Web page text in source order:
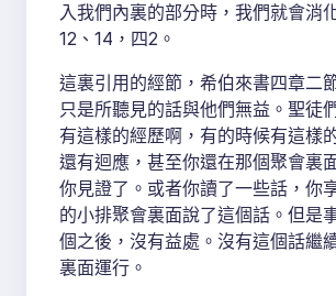
入我們內裏的部分時，我們就會消
12、14，四2。
這裏引用的經節，希伯來書四章二
只是所聽見的話與他們無益。聖徒
有這樣的經歷啊，有的時候有這樣
還有迴應，甚至你還在那個聚會裏
你見證了。或者你讀了一些話，你
的小排聚會裏面說了這個話。但是
個之後，沒有益處。沒有這個話繼
裏面運行。